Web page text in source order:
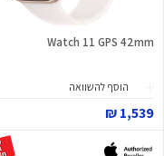
Watch 11 GPS 42mm
הוסף להשוואה
1,539 ₪